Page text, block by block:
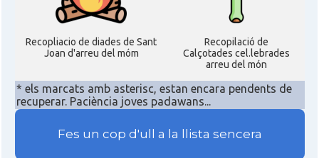
Recopliacio de diades de Sant
Joan d'arreu del móm
Recopilació de
Calçotades cel.lebrades
arreu del món
* els marcats amb asterisc, estan encara pendents de
recuperar. Paciència joves padawans...
Fes un cop d'ull a la llista sencera